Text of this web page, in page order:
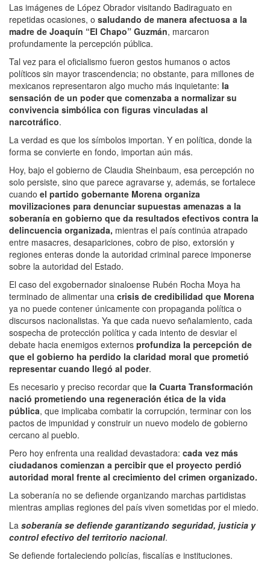
Las imágenes de López Obrador visitando Badiraguato en
repetidas ocasiones, o saludando de manera afectuosa a la
madre de Joaquín “El Chapo” Guzmán, marcaron
profundamente la percepción pública.
Tal vez para el oficialismo fueron gestos humanos o actos
políticos sin mayor trascendencia; no obstante, para millones de
mexicanos representaron algo mucho más inquietante: la
sensación de un poder que comenzaba a normalizar su
convivencia simbólica con figuras vinculadas al
narcotráfico.
La verdad es que los símbolos importan. Y en política, donde la
forma se convierte en fondo, importan aún más.
Hoy, bajo el gobierno de Claudia Sheinbaum, esa percepción no
solo persiste, sino que parece agravarse y, además, se fortalece
cuando el partido gobernante Morena organiza
movilizaciones para denunciar supuestas amenazas a la
soberanía en gobierno que da resultados efectivos contra la
delincuencia organizada, mientras el país continúa atrapado
entre masacres, desapariciones, cobro de piso, extorsión y
regiones enteras donde la autoridad criminal parece imponerse
sobre la autoridad del Estado.
El caso del exgobernador sinaloense Rubén Rocha Moya ha
terminado de alimentar una crisis de credibilidad que Morena
ya no puede contener únicamente con propaganda política o
discursos nacionalistas. Ya que cada nuevo señalamiento, cada
sospecha de protección política y cada intento de desviar el
debate hacia enemigos externos profundiza la percepción de
que el gobierno ha perdido la claridad moral que prometió
representar cuando llegó al poder.
Es necesario y preciso recordar que la Cuarta Transformación
nació prometiendo una regeneración ética de la vida
pública, que implicaba combatir la corrupción, terminar con los
pactos de impunidad y construir un nuevo modelo de gobierno
cercano al pueblo.
Pero hoy enfrenta una realidad devastadora: cada vez más
ciudadanos comienzan a percibir que el proyecto perdió
autoridad moral frente al crecimiento del crimen organizado.
La soberanía no se defiende organizando marchas partidistas
mientras amplias regiones del país viven sometidas por el miedo.
La soberanía se defiende garantizando seguridad, justicia y
control efectivo del territorio nacional.
Se defiende fortaleciendo policías, fiscalías e instituciones.